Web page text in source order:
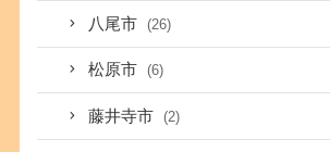
八尾市 (26)
松原市 (6)
藤井寺市 (2)